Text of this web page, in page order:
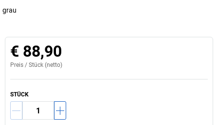
grau
€ 88,90
Preis / Stück (netto)
STÜCK